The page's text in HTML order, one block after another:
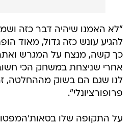
"לא האמנו שיהיה דבר כזה
להגיע עונש כזה גדול, מאוד
כך קשה, מנצח על המגרש
אחרי שניצחת במשחק הכי
לנו שגם הם בשוק מההחלטה,
פרופורציונלי".
על התקופה שלו